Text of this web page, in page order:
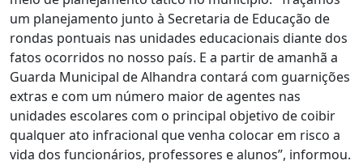
um planejamento junto à Secretaria de Educação de
rondas pontuais nas unidades educacionais diante dos
fatos ocorridos no nosso país. E a partir de amanhã a
Guarda Municipal de Alhandra contará com guarnições
extras e com um número maior de agentes nas
unidades escolares com o principal objetivo de coibir
qualquer ato infracional que venha colocar em risco a
vida dos funcionários, professores e alunos”, informou.